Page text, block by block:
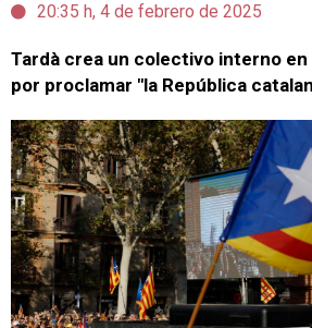
20:35 h, 4 de febrero de 2025
Tardà crea un colectivo interno en
por proclamar "la República